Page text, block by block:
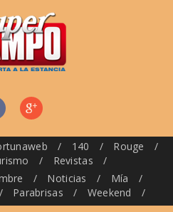
/ 140 / Rouge
/
/ Revistas
/
/ Noticias / Mía
/
/ Parabrisas / Weekend /